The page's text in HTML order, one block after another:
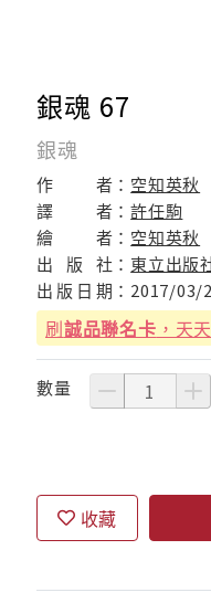
銀魂 67
銀魂
作 者： 空知英秋
譯
者：許任駒
繪
者： 空知英秋
出
版 社： 東立出版
出 版 日 期： 2017/03/
刷誠品聯名卡 ，天
數量
收藏